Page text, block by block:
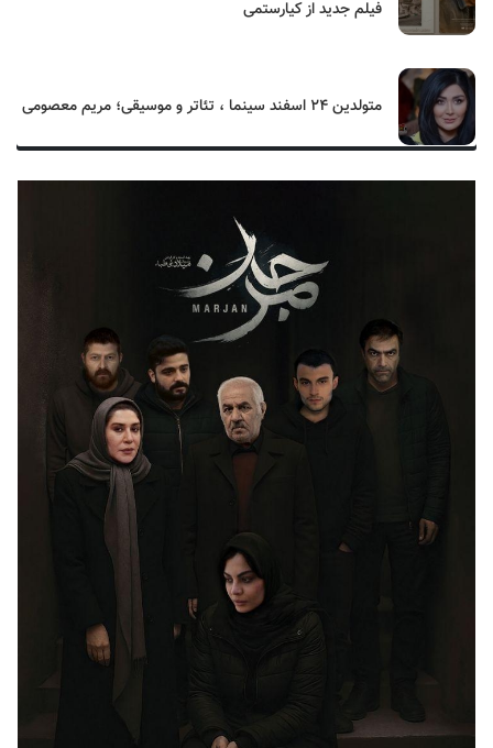
فیلم جدید از کیارستمی
متولدین ۲۴ اسفند سینما ، تئاتر و موسیقی؛ مریم معصومی